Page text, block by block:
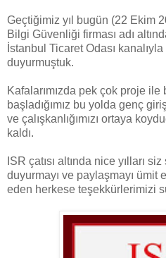
Geçtiğimiz yıl bugün (22 Ekim
Bilgi Güvenliği firması adı
İstanbul Ticaret Odası
duyurmuştuk.
Kafalarımızda pek çok proje
başladığımız bu yolda genç
ve çalışkanlığımızı ortaya
kaldı.
ISR çatısı altında nice yılları
duyurmayı ve paylaşmayı
eden herkese teşekkürlerimizi